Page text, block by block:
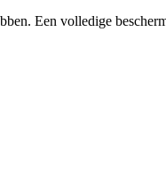
Een volledige